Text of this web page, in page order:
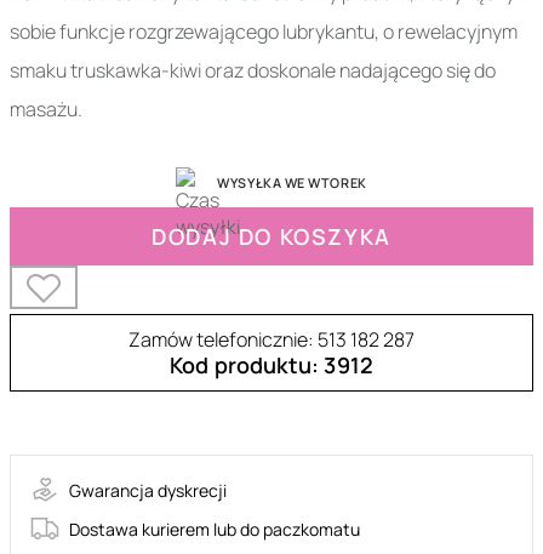
sobie funkcje rozgrzewającego lubrykantu, o rewelacyjnym
smaku truskawka-kiwi oraz doskonale nadającego się do
masażu.
WYSYŁKA WE WTOREK
DODAJ DO KOSZYKA
Zamów telefonicznie: 513 182 287
Kod produktu: 3912
Gwarancja dyskrecji
Dostawa kurierem lub do paczkomatu